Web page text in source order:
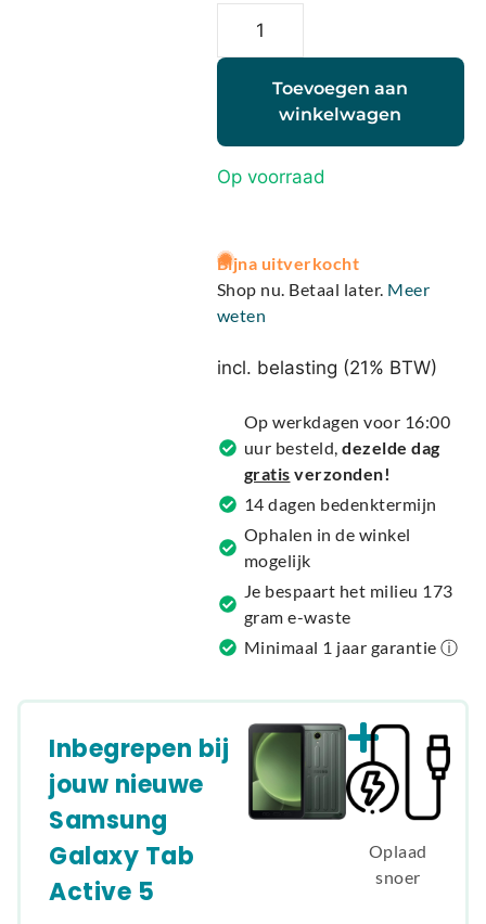
Toevoegen aan
winkelwagen
Op voorraad
A
l
t
e
r
t
v
e
:
Bijna uitverkocht
Shop nu. Betaal later. Meer
weten
incl. belasting (21% BTW)
Op werkdagen voor 16:00
uur besteld,dezelde dag
gratis verzonden!
14 dagen bedenktermijn
Ophalen in de winkel
mogelijk
Je bespaart het milieu 173
gram e-waste
Minimaal 1 jaar garantie ⓘ
Inbegrepen bij
jouw nieuwe
Samsung
Galaxy Tab
Active 5
Oplaad
snoer